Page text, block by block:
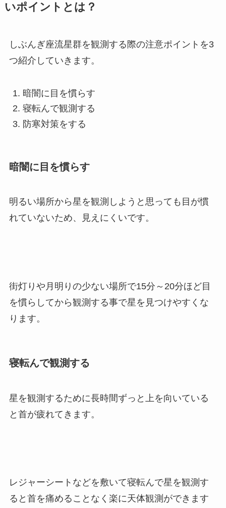
いポイントとは？
しぶんぎ座流星群を観測する際の注意ポイントを3
つ紹介していきます。
暗闇に目を慣らす
寝転んで観測する
防寒対策をする
暗闇に目を慣らす
明るい場所から星を観測しようと思っても目が慣
れていないため、見えにくいです。
街灯りや月明りの少ない場所で15分～20分ほど目
を慣らしてから観測する事で星を見つけやすくな
ります。
寝転んで観測する
星を観測するために長時間ずっと上を向いている
と首が疲れてきます。
レジャーシートなどを敷いて寝転んで星を観測す
ると首を痛めることなく楽に天体観測ができます